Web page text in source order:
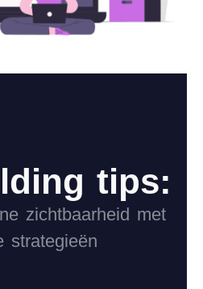
tips:
zichtbaarheid met
strategieën